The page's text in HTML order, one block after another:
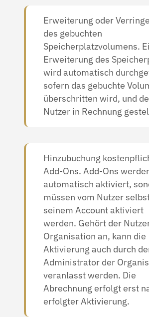
Erweiterung oder
des gebuchten
Speicherplatzvolumens.
Erweiterung des
wird automatisch
sofern das gebuchte
überschritten wird, und
Nutzer in Rechnung
Hinzubuchung
Add-Ons. Add-Ons
automatisch aktiviert,
müssen vom Nutzer
seinem Account aktiviert
werden. Gehört der
Organisation an, kann die
Aktivierung auch durch
Administrator der
veranlasst werden. Die
Abrechnung erfolgt erst
erfolgter Aktivierung.